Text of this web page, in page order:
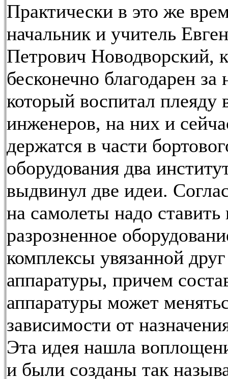
Практически в это же
начальник и учитель
Петрович Новодворский,
бесконечно благодарен за
который воспитал плеяду
инженеров, на них и
держатся в части
оборудования два
выдвинул две идеи.
на самолеты надо ставить
разрозненное
комплексы увязанной
аппаратуры, причем
аппаратуры может
зависимости от
Эта идея нашла
и были созданы так